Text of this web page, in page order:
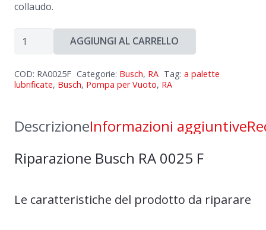
collaudo.
Riparazione
0025
AGGIUNGI AL CARRELLO
COD: RA0025F Categorie: Busch, RA Tag: a palette
lubrificate, Busch, Pompa per Vuoto, RA
DescrizioneInformazioni aggiuntive
Riparazione Busch RA 0025 F
Le caratteristiche del prodotto da riparare